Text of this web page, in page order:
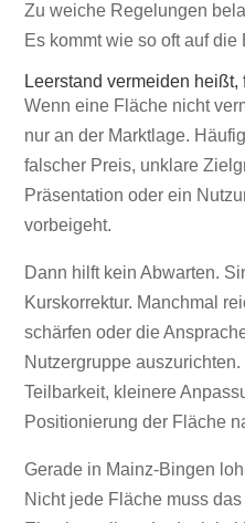
Zu weiche Regelungen
Es kommt wie so oft auf die
Leerstand vermeiden
Wenn eine Fläche nicht
nur an der Marktlage.
falscher Preis, unklare
Präsentation oder ein
vorbeigeht.
Dann hilft kein Abwarten.
Kurskorrektur. Manchmal
schärfen oder die
Nutzergruppe
Teilbarkeit, kleinere
Positionierung der Fläche
Gerade in Mainz-Bingen
Nicht jede Fläche muss